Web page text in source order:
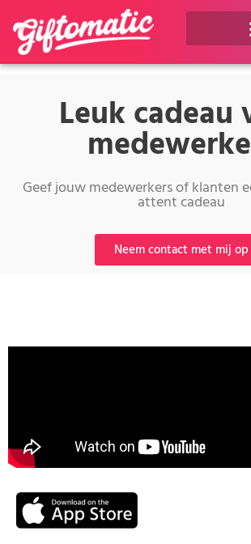
Leuk cadeau
Geef jouw medewerkers of klanten
attent cadeau
Neem contact met mij op